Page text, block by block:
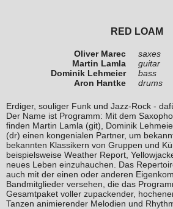
RED LOAM
Oliver Marec
Martin Lamla
Dominik Lehmeier
Aron Hantke
saxes
guitar
bass
drums
Erdiger, souliger Funk und Jazz-Rock -
Der Name ist Programm: Mit dem
finden Martin Lamla (git), Dominik
(dr) einen kongenialen Partner, um
bekannten Klassikern von Gruppen und
beispielsweise Weather Report,
neues Leben einzuhauchen. Das
auch mit der einen oder anderen
Bandmitglieder versehen, die das
Gesamtpaket voller zupackender,
Tanzen animierender Melodien und